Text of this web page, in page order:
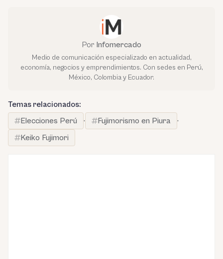
Por Infomercado
Medio de comunicación especializado en actualidad,
economía, negocios y emprendimientos. Con sedes en Perú,
México, Colombia y Ecuador.
Temas relacionados:
Elecciones Perú
· Fujimorismo en Piura
·
Keiko Fujimori